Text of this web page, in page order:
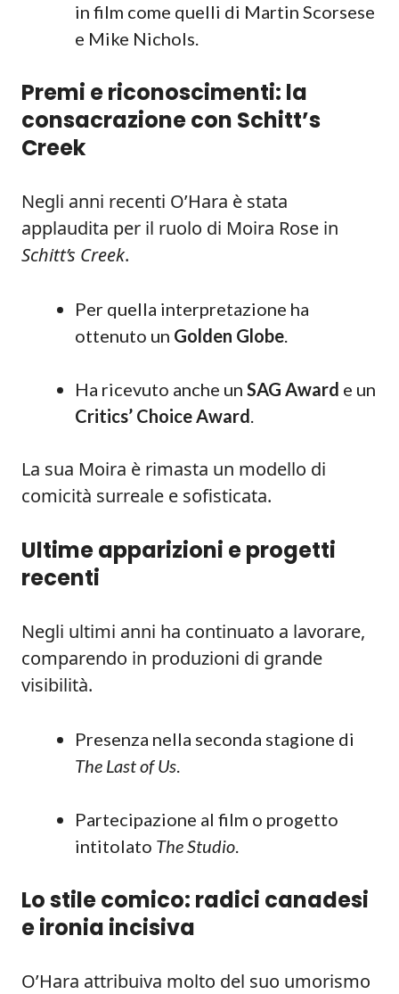
in film come quelli di Martin Scorsese
e Mike Nichols.
Premi e riconoscimenti: la
consacrazione con Schitt’s
Creek
Negli anni recenti O’Hara è stata
applaudita per il ruolo di Moira Rose in
Schitt’s Creek.
Per quella interpretazione ha
ottenuto un Golden Globe.
Ha ricevuto anche un SAG Award e un
Critics’ Choice Award.
La sua Moira è rimasta un modello di
comicità surreale e sofisticata.
Ultime apparizioni e progetti
recenti
Negli ultimi anni ha continuato a lavorare,
comparendo in produzioni di grande
visibilità.
Presenza nella seconda stagione di
The Last of Us.
Partecipazione al film o progetto
intitolato The Studio.
Lo stile comico: radici canadesi
e ironia incisiva
O’Hara attribuiva molto del suo umorismo